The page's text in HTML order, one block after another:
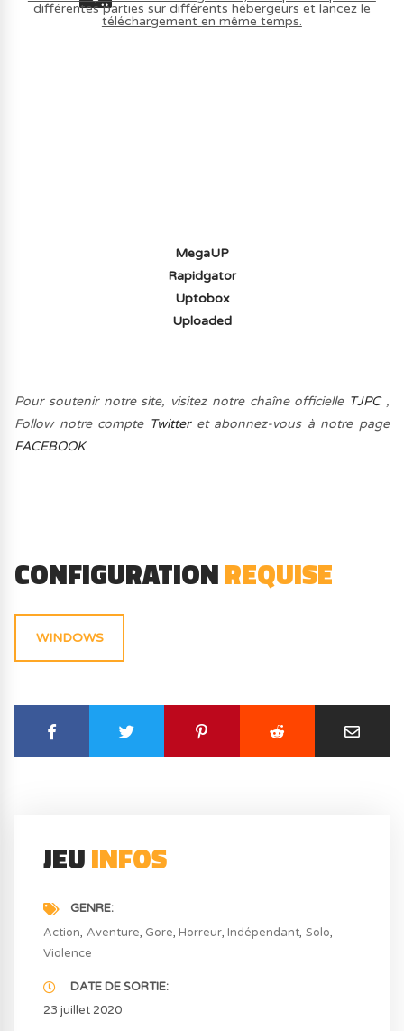
différentes parties sur différents hébergeurs et lancez le
téléchargement en même temps.
MegaUP
Rapidgator
Uptobox
Uploaded
Pour soutenir notre site, visitez notre chaîne officielle TJPC,
Follow notre compte Twitteret abonnez-vous à notre page
FACEBOOK
CONFIGURATIONREQUISE
WINDOWS
JEUINFOS
GENRE
Action Aventure Gore Horreur Indépendant Solo
Violence
DATE DE SORTIE
23 juillet 2020